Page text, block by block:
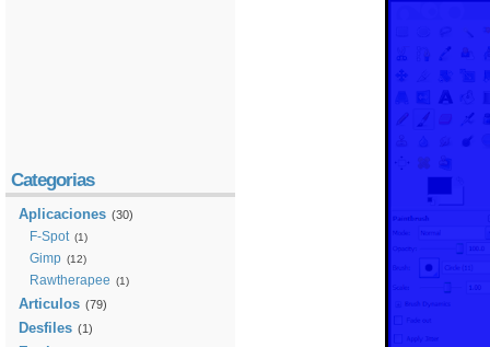
Categorias
Aplicaciones (30)
F-Spot (1)
Gimp (12)
Rawtherapee (1)
Articulos (79)
Desfiles (1)